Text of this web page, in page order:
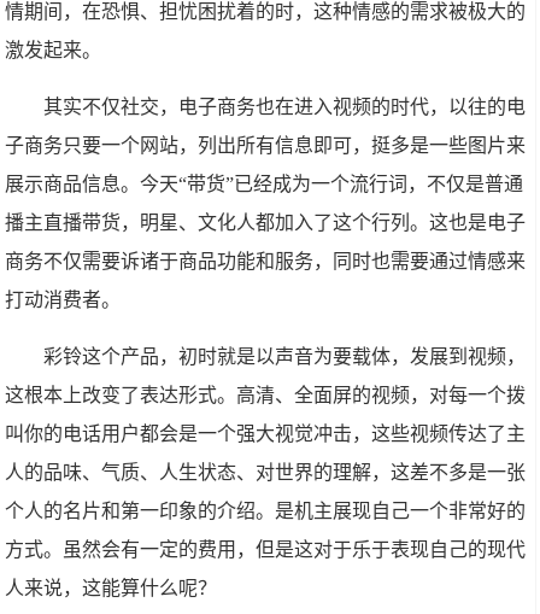
情期间，在恐惧、担忧困扰着的时，这种情感的需求被极大的
激发起来。
其实不仅社交，电子商务也在进入视频的时代，以往的电
子商务只要一个网站，列出所有信息即可，挺多是一些图片来
展示商品信息。今天“带货”已经成为一个流行词，不仅是普通
播主直播带货，明星、文化人都加入了这个行列。这也是电子
商务不仅需要诉诸于商品功能和服务，同时也需要通过情感来
打动消费者。
彩铃这个产品，初时就是以声音为要载体，发展到视频，
这根本上改变了表达形式。高清、全面屏的视频，对每一个拨
叫你的电话用户都会是一个强大视觉冲击，这些视频传达了主
人的品味、气质、人生状态、对世界的理解，这差不多是一张
个人的名片和第一印象的介绍。是机主展现自己一个非常好的
方式。虽然会有一定的费用，但是这对于乐于表现自己的现代
人来说，这能算什么呢？